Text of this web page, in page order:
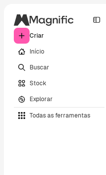
Criar
Início
Buscar
Stock
Explorar
Todas as ferramentas